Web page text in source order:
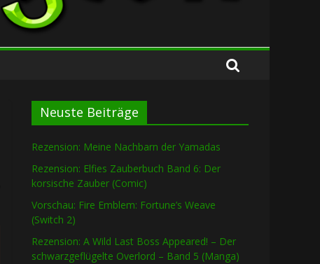
Neuste Beiträge
Rezension: Meine Nachbarn der Yamadas
Rezension: Elfies Zauberbuch Band 6: Der
korsische Zauber (Comic)
Vorschau: Fire Emblem: Fortune’s Weave
(Switch 2)
Rezension: A Wild Last Boss Appeared! – Der
schwarzgeflügelte Overlord – Band 5 (Manga)